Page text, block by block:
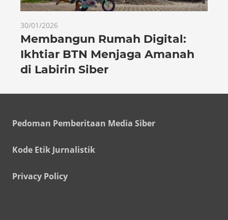
30/01/2026
Membangun Rumah Digital:
Ikhtiar BTN Menjaga Amanah
di Labirin Siber
Pedoman Pemberitaan Media Siber
Kode Etik Jurnalistik
Privacy Policy